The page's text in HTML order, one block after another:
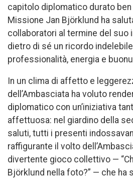
capitolo diplomatico durato ben
Missione Jan Björklund ha
collaboratori al termine del suo
dietro di sé un ricordo
professionalità, energia e
In un clima di affetto e
dell’Ambasciata ha voluto
diplomatico con un’iniziativa
affettuosa: nel giardino della
saluti, tutti i presenti
raffigurante il volto
divertente gioco collettivo —
Björklund nella foto?” — che ha